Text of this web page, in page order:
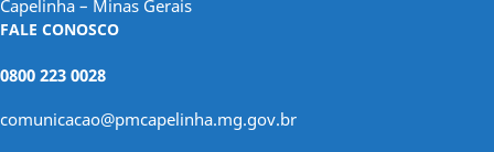
Capelinha – Minas Gerais
FALE CONOSCO
0800 223 0028
comunicacao@pmcapelinha.mg.gov.br